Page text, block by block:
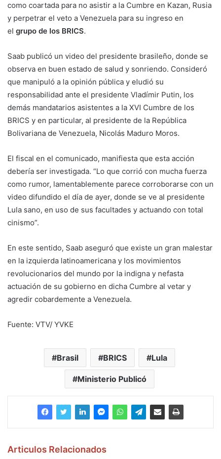
como coartada para no asistir a la Cumbre en Kazan, Rusia
y perpetrar el veto a Venezuela para su ingreso en
el grupo de los BRICS.
Saab publicó un video del presidente brasileño, donde se
observa en buen estado de salud y sonriendo. Consideró
que manipuló a la opinión pública y eludió su
responsabilidad ante el presidente Vladímir Putin, los
demás mandatarios asistentes a la XVI Cumbre de los
BRICS y en particular, al presidente de la República
Bolivariana de Venezuela, Nicolás Maduro Moros.
El fiscal en el comunicado, manifiesta que esta acción
debería ser investigada. “Lo que corrió con mucha fuerza
como rumor, lamentablemente parece corroborarse con un
video difundido el día de ayer, donde se ve al presidente
Lula sano, en uso de sus facultades y actuando con total
cinismo”.
En este sentido, Saab aseguró que existe un gran malestar
en la izquierda latinoamericana y los movimientos
revolucionarios del mundo por la indigna y nefasta
actuación de su gobierno en dicha Cumbre al vetar y
agredir cobardemente a Venezuela.
Fuente: VTV/ YVKE
Brasil BRICS Lula
Ministerio Publicó
Articulos Relacionados